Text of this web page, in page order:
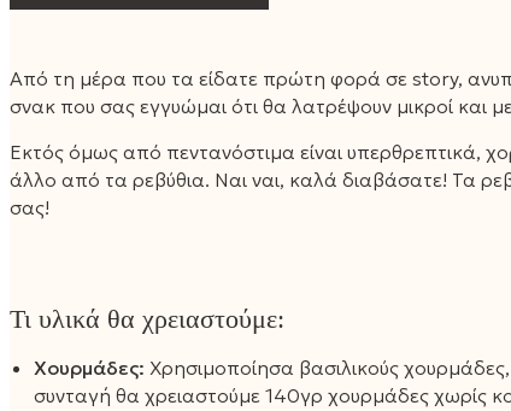
Από τη μέρα που τα είδατε πρώτη φορά σε story,
σνακ που σας εγγυώμαι ότι θα λατρέψουν μικροί και
Εκτός όμως από πεντανόστιμα είναι υπερθρεπτικά,
άλλο από τα ρεβύθια. Ναι ναι, καλά διαβάσατε! Τα
σας!
Τι υλικά θα χρειαστούμε:
Χουρμάδες: Χρησιμοποίησα βασιλικούς
συνταγή θα χρειαστούμε 140γρ χουρμάδες χωρίς